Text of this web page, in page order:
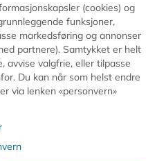
stylister med store
instagram
(cookies) og
funksjoner,
markedsføring og annonser
partnere). Samtykket er helt
avvise valgfrie, eller tilpasse
Du kan når som helst endre
via lenken «personvern»